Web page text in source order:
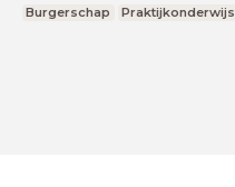
Burgerschap Praktijkonderwijs